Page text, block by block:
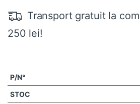
Transport gratuit la
250 lei!